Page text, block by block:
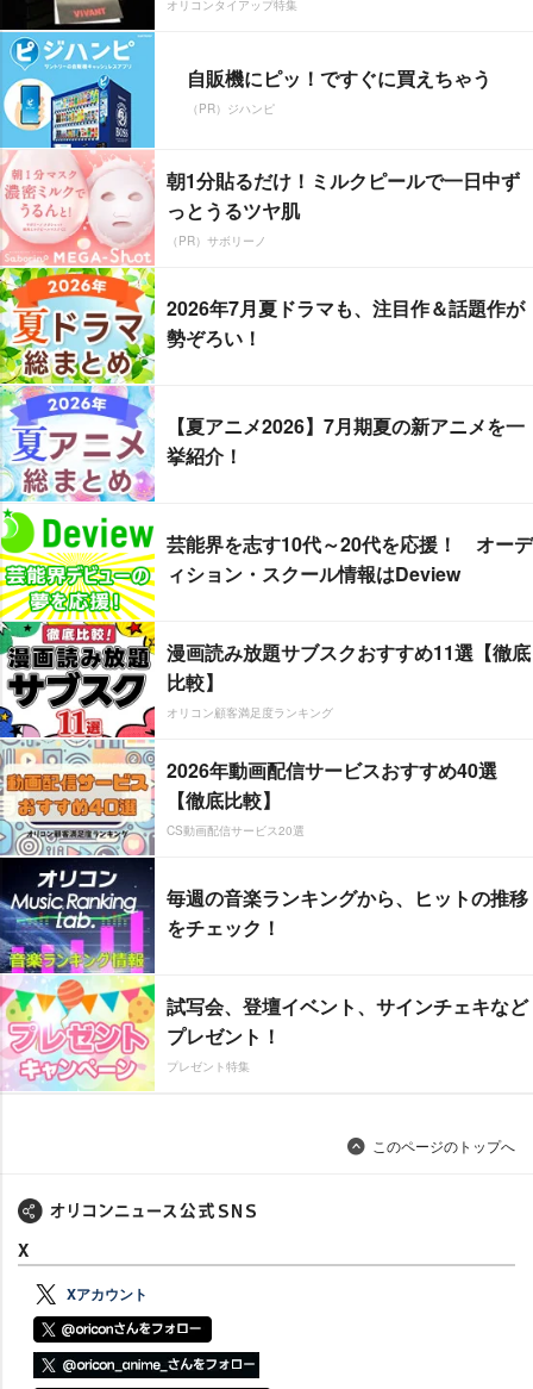
オリコンタイアップ特集
自販機にピッ！ですぐに買えちゃう
（PR）ジハンピ
朝1分貼るだけ！ミルクピールで一日中ず
っとうるツヤ肌
（PR）サボリーノ
2026年7月夏ドラマも、注目作＆話題作が
勢ぞろい！
【夏アニメ2026】7月期夏の新アニメを一
挙紹介！
芸能界を志す10代～20代を応援！ オーデ
ィション・スクール情報はDeview
漫画読み放題サブスクおすすめ11選【徹底
比較】
オリコン顧客満足度ランキング
2026年動画配信サービスおすすめ40選
【徹底比較】
CS動画配信サービス20選
毎週の音楽ランキングから、ヒットの推移
をチェック！
試写会、登壇イベント、サインチェキなど
プレゼント！
プレゼント特集
このページのトップへ
X
Xアカウント